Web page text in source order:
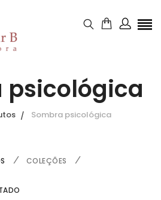
psicológica
Sombra psicológica
COLEÇÕES